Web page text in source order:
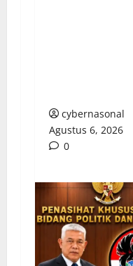
cybernasonal
Agustus 6, 2026
0